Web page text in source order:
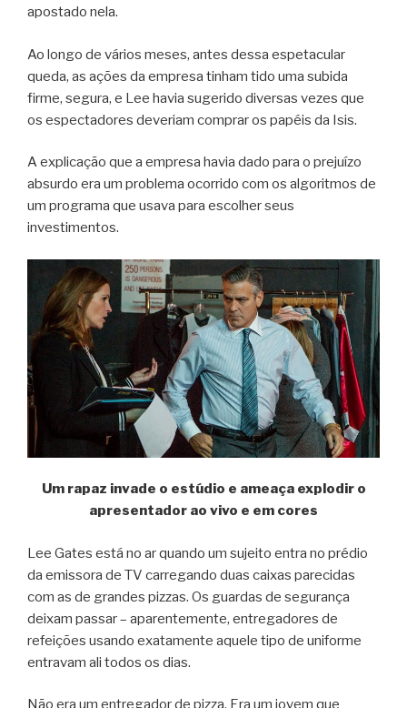
apostado nela.
Ao longo de vários meses, antes dessa espetacular
queda, as ações da empresa tinham tido uma subida
firme, segura, e Lee havia sugerido diversas vezes que
os espectadores deveriam comprar os papéis da Isis.
A explicação que a empresa havia dado para o prejuízo
absurdo era um problema ocorrido com os algoritmos de
um programa que usava para escolher seus
investimentos.
Um rapaz invade o estúdio e ameaça explodir o
apresentador ao vivo e em cores
Lee Gates está no ar quando um sujeito entra no prédio
da emissora de TV carregando duas caixas parecidas
com as de grandes pizzas. Os guardas de segurança
deixam passar – aparentemente, entregadores de
refeições usando exatamente aquele tipo de uniforme
entravam ali todos os dias.
Não era um entregador de pizza. Era um jovem que